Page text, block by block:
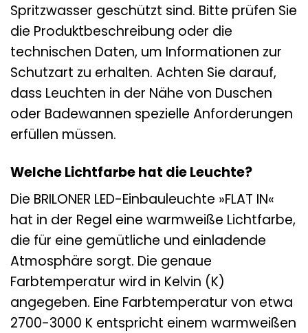
Spritzwasser geschützt sind. Bitte prüfen Sie
die Produktbeschreibung oder die
technischen Daten, um Informationen zur
Schutzart zu erhalten. Achten Sie darauf,
dass Leuchten in der Nähe von Duschen
oder Badewannen spezielle Anforderungen
erfüllen müssen.
Welche Lichtfarbe hat die Leuchte?
Die BRILONER LED-Einbauleuchte »FLAT IN«
hat in der Regel eine warmweiße Lichtfarbe,
die für eine gemütliche und einladende
Atmosphäre sorgt. Die genaue
Farbtemperatur wird in Kelvin (K)
angegeben. Eine Farbtemperatur von etwa
2700-3000 K entspricht einem warmweißen